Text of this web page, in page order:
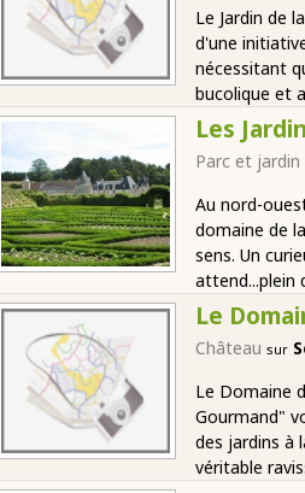
Le Jardin de
d'une
nécessitant
bucolique et
Les
Parc et jardin
Au nord-
domaine de
sens. Un
attend...plein
Le
Château sur
Le Domaine
Gourmand"
des jardins à
véritable